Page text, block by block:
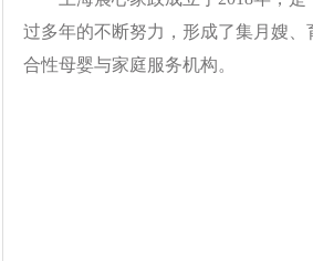
过多年的不断努力，形成了集月嫂、
合性母婴与家庭服务机构。